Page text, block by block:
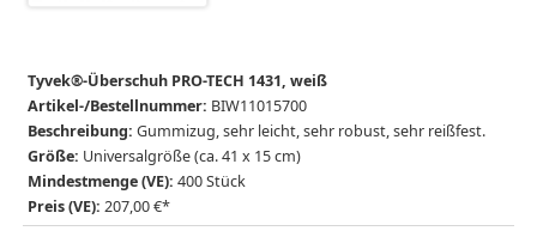
Tyvek®-Überschuh PRO-TECH 1431, weiß
Artikel-/Bestellnummer: BIW11015700
Beschreibung: Gummizug, sehr leicht, sehr robust, sehr reißfest.
Größe: Universalgröße (ca. 41 x 15 cm)
Mindestmenge (VE): 400 Stück
Preis (VE): 207,00 €*